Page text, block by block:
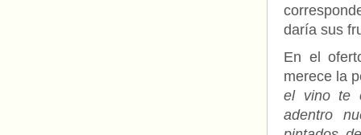
daría sus
En el
merece la
el vino te
adentro